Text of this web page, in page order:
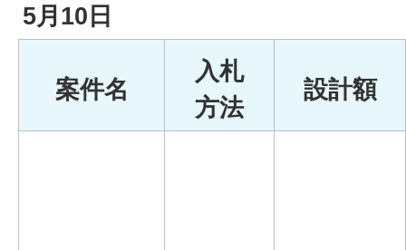
5月10日
案件名
入札
方法
設計額